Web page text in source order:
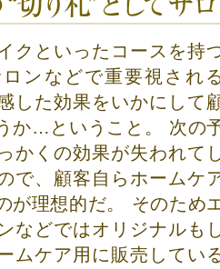
クといったコースを持
ンなどで重要視され
した効果をいかにして
か…ということ。 次の
かくの効果が失われて
で、顧客自らホームケ
が理想的だ。 そのため
などではオリジナルも
ムケア用に販売してい